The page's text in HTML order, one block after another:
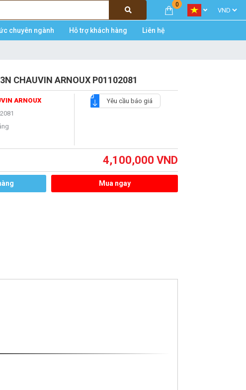
0
chuyên ngành Hỗ trợ khách hàng Liên hệ
CHAUVIN ARNOUX P01102081
ARNOUX Yêu cầu báo giá
4,100,000 VND
Mua ngay